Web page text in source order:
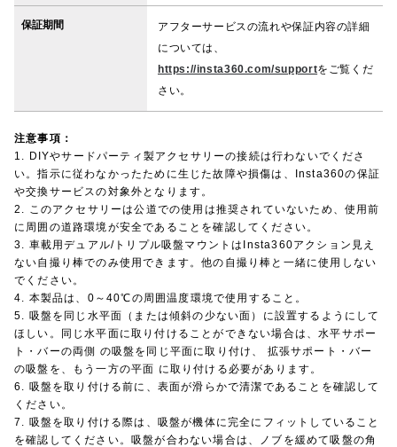
保証期間
アフターサービスの流れや保証内容の詳細
については、
https://insta360.com/supportをご覧くだ
さい。
注意事項：
1. DIYやサードパーティ製アクセサリーの接続は行わないでくださ
い。指示に従わなかったために生じた故障や損傷は、Insta360の保証
や交換サービスの対象外となります。
2. このアクセサリーは公道での使用は推奨されていないため、使用前
に周囲の道路環境が安全であることを確認してください。
3. 車載用デュアル/トリプル吸盤マウントはInsta360アクション見え
ない自撮り棒でのみ使用できます。他の自撮り棒と一緒に使用しない
でください。
4. 本製品は、0～40℃の周囲温度環境で使用すること。
5. 吸盤を同じ水平面（または傾斜の少ない面）に設置するようにして
ほしい。同じ水平面に取り付けることができない場合は、水平サポー
ト・バーの両側 の吸盤を同じ平面に取り付け、 拡張サポート・バー
の吸盤を、もう一方の平面 に取り付ける必要があります。
6. 吸盤を取り付ける前に、表面が滑らかで清潔であることを確認して
ください。
7. 吸盤を取り付ける際は、吸盤が機体に完全にフィットしていること
を確認してください。吸盤が合わない場合は、ノブを緩めて吸盤の角